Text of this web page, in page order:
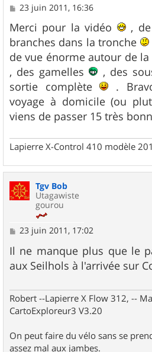
M
s
s
a
g
e
23 juin 2011, 16:36
Merci pour la vidéo
, de
branches dans la tronche
de vue énorme autour de
, des gamelles
, des
sortie complète
.
voyage à domicile (ou
viens de passer 15 très
Lapierre X-Control 410 modèle
Tgv Bob
Utagawiste
gourou
M
s
s
a
23 juin 2011, 17:02
Il ne manque plus que le
aux Seilhols à l'arrivée sur
Robert --Lapierre X Flow 312, --
CartoExploreur3 V3.20
On peut faire du vélo sans se
assez mal aux jambes.